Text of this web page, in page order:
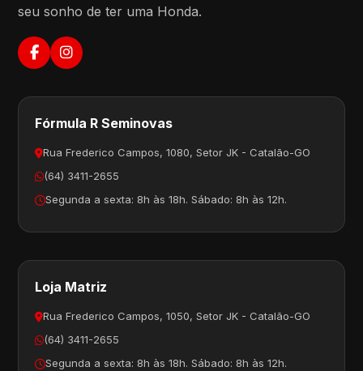
seu sonho de ter uma Honda.
Fórmula R Seminovas
Rua Frederico Campos, 1080, Setor JK - Catalão-GO
(64) 3411-2655
Segunda a sexta: 8h às 18h. Sábado: 8h às 12h.
Loja Matriz
Rua Frederico Campos, 1050, Setor JK - Catalão-GO
(64) 3411-2655
Segunda a sexta: 8h às 18h. Sábado: 8h às 12h.